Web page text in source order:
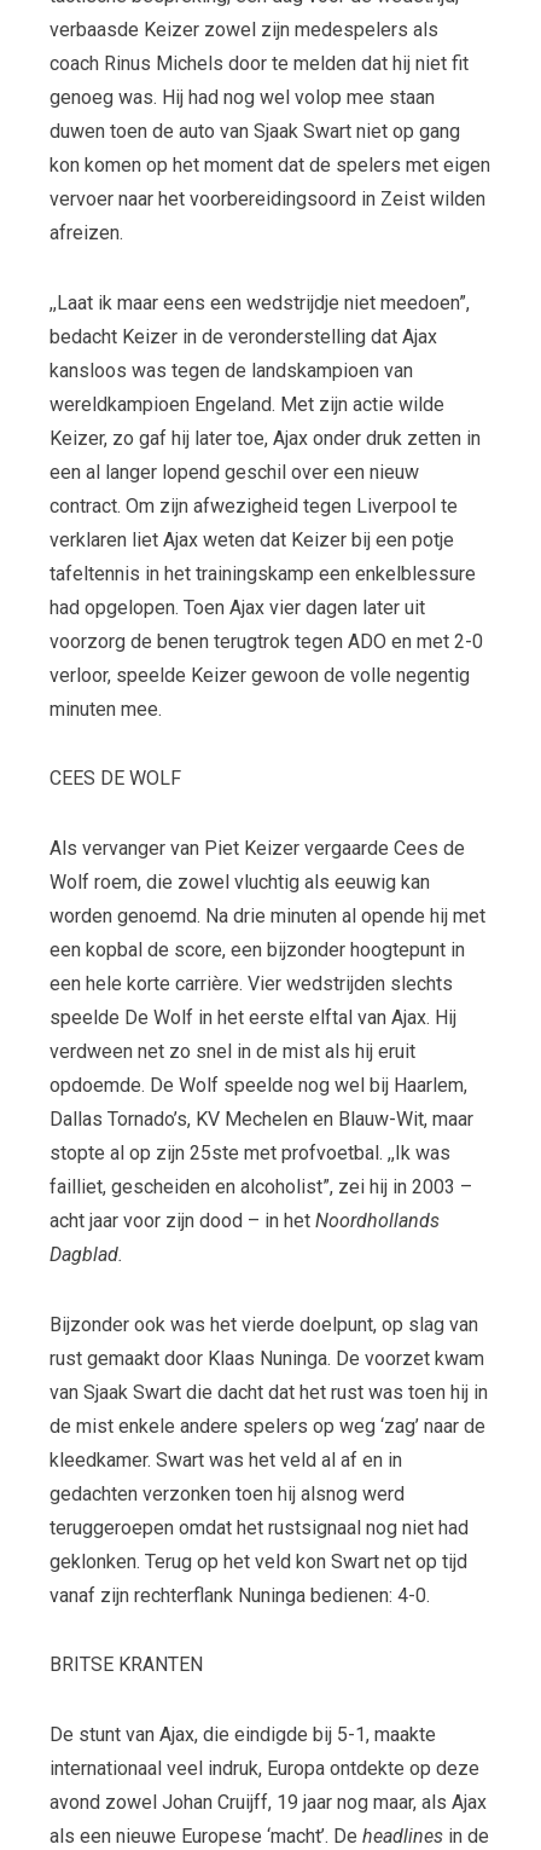
verbaasde Keizer zowel zijn medespelers als
coach Rinus Michels door te melden dat hij niet fit
genoeg was. Hij had nog wel volop mee staan
duwen toen de auto van Sjaak Swart niet op gang
kon komen op het moment dat de spelers met eigen
vervoer naar het voorbereidingsoord in Zeist wilden
afreizen.
,,Laat ik maar eens een wedstrijdje niet meedoen”,
bedacht Keizer in de veronderstelling dat Ajax
kansloos was tegen de landskampioen van
wereldkampioen Engeland. Met zijn actie wilde
Keizer, zo gaf hij later toe, Ajax onder druk zetten in
een al langer lopend geschil over een nieuw
contract. Om zijn afwezigheid tegen Liverpool te
verklaren liet Ajax weten dat Keizer bij een potje
tafeltennis in het trainingskamp een enkelblessure
had opgelopen. Toen Ajax vier dagen later uit
voorzorg de benen terugtrok tegen ADO en met 2-0
verloor, speelde Keizer gewoon de volle negentig
minuten mee.
CEES DE WOLF
Als vervanger van Piet Keizer vergaarde Cees de
Wolf roem, die zowel vluchtig als eeuwig kan
worden genoemd. Na drie minuten al opende hij met
een kopbal de score, een bijzonder hoogtepunt in
een hele korte carrière. Vier wedstrijden slechts
speelde De Wolf in het eerste elftal van Ajax. Hij
verdween net zo snel in de mist als hij eruit
opdoemde. De Wolf speelde nog wel bij Haarlem,
Dallas Tornado’s, KV Mechelen en Blauw-Wit, maar
stopte al op zijn 25ste met profvoetbal. ,,Ik was
failliet, gescheiden en alcoholist”, zei hij in 2003 –
acht jaar voor zijn dood – in het Noordhollands
Dagblad.
Bijzonder ook was het vierde doelpunt, op slag van
rust gemaakt door Klaas Nuninga. De voorzet kwam
van Sjaak Swart die dacht dat het rust was toen hij in
de mist enkele andere spelers op weg ‘zag’ naar de
kleedkamer. Swart was het veld al af en in
gedachten verzonken toen hij alsnog werd
teruggeroepen omdat het rustsignaal nog niet had
geklonken. Terug op het veld kon Swart net op tijd
vanaf zijn rechterflank Nuninga bedienen: 4-0.
BRITSE KRANTEN
De stunt van Ajax, die eindigde bij 5-1, maakte
internationaal veel indruk, Europa ontdekte op deze
avond zowel Johan Cruijff, 19 jaar nog maar, als Ajax
als een nieuwe Europese ‘macht’. De headlinesin de